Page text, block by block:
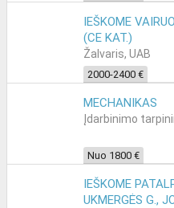
IEŠKOME
(CE KAT.)
Žalvaris, UAB
2000-2400 €
MECHANIKAS
Įdarbinimo
Nuo 1800 €
IEŠKOME
UKMERGĖS G.,